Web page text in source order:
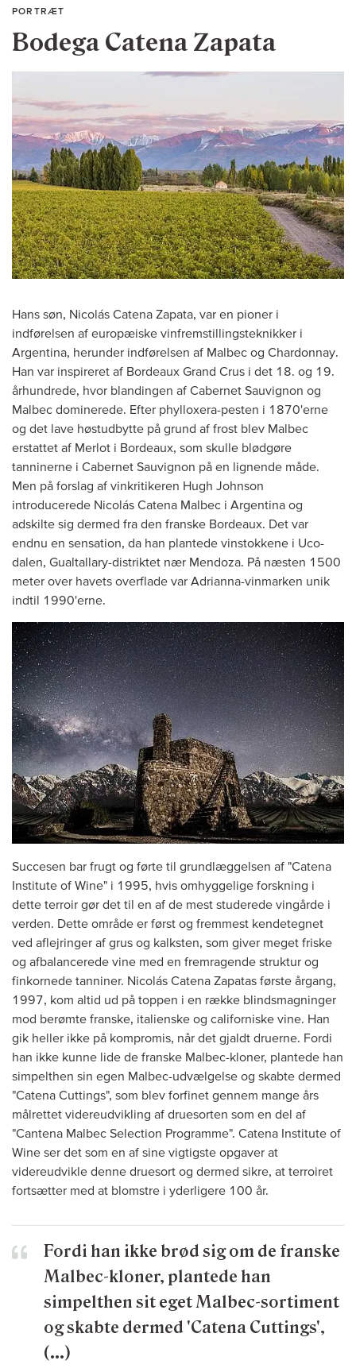
PORTRÆT
Bodega Catena Zapata
Hans søn, Nicolás Catena Zapata, var en pioner i
indførelsen af europæiske vinfremstillingsteknikker i
Argentina, herunder indførelsen af Malbec og Chardonnay.
Han var inspireret af Bordeaux Grand Crus i det 18. og 19.
århundrede, hvor blandingen af Cabernet Sauvignon og
Malbec dominerede. Efter phylloxera-pesten i 1870'erne
og det lave høstudbytte på grund af frost blev Malbec
erstattet af Merlot i Bordeaux, som skulle blødgøre
tanninerne i Cabernet Sauvignon på en lignende måde.
Men på forslag af vinkritikeren Hugh Johnson
introducerede Nicolás Catena Malbec i Argentina og
adskilte sig dermed fra den franske Bordeaux. Det var
endnu en sensation, da han plantede vinstokkene i Uco-
dalen, Gualtallary-distriktet nær Mendoza. På næsten 1500
meter over havets overflade var Adrianna-vinmarken unik
indtil 1990'erne.
Succesen bar frugt og førte til grundlæggelsen af "Catena
Institute of Wine" i 1995, hvis omhyggelige forskning i
dette terroir gør det til en af de mest studerede vingårde i
verden. Dette område er først og fremmest kendetegnet
ved aflejringer af grus og kalksten, som giver meget friske
og afbalancerede vine med en fremragende struktur og
finkornede tanniner. Nicolás Catena Zapatas første årgang,
1997, kom altid ud på toppen i en række blindsmagninger
mod berømte franske, italienske og californiske vine. Han
gik heller ikke på kompromis, når det gjaldt druerne. Fordi
han ikke kunne lide de franske Malbec-kloner, plantede han
simpelthen sin egen Malbec-udvælgelse og skabte dermed
"Catena Cuttings", som blev forfinet gennem mange års
målrettet videreudvikling af druesorten som en del af
"Cantena Malbec Selection Programme". Catena Institute of
Wine ser det som en af sine vigtigste opgaver at
videreudvikle denne druesort og dermed sikre, at terroiret
fortsætter med at blomstre i yderligere 100 år.
Fordi han ikke brød sig om de franske
Malbec-kloner, plantede han
simpelthen sit eget Malbec-sortiment
og skabte dermed 'Catena Cuttings',
(...)